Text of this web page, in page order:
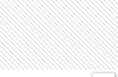
ちを応援した